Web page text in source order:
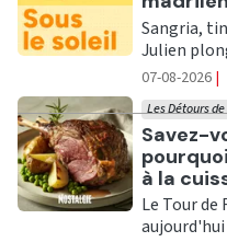
Sangria,
Julien
07-08-2026 |
Ecouter
Savez-
à la
Les Détours
Le Tour de
aujourd'hui